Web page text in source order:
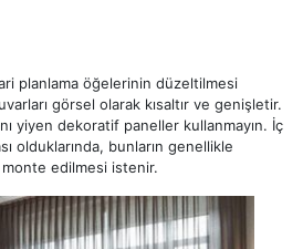
planlama öğelerinin düzeltilmesi
görsel olarak kısaltır ve genişletir.
yiyen dekoratif paneller kullanmayın. İç
olduklarında, bunların genellikle
monte edilmesi istenir.